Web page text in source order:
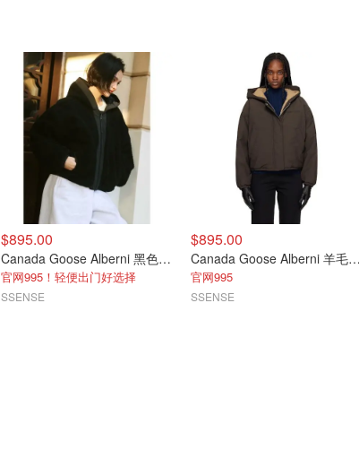
$895.00
Canada Goose Alberni 黑色羊毛外套
官网995！轻便出门好选择
SSENSE
$895.00
Canada Goose Alberni 羊毛
官网995
SSENSE